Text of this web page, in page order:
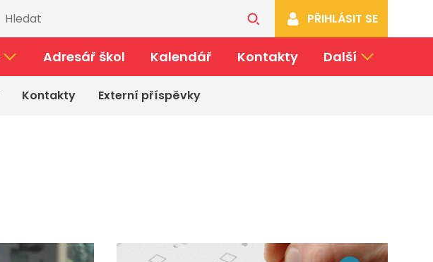
PŘIHLÁSIT SE
Adresář škol Kalendář Kontakty Další
Kontakty Externí příspěvky